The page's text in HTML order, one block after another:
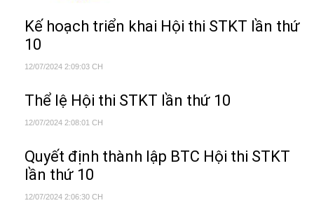
Kế hoạch triển khai Hội thi STKT lần thứ
10
12/07/2024 2:09:03 CH
Thể lệ Hội thi STKT lần thứ 10
12/07/2024 2:08:01 CH
Quyết định thành lập BTC Hội thi STKT
lần thứ 10
12/07/2024 2:06:30 CH